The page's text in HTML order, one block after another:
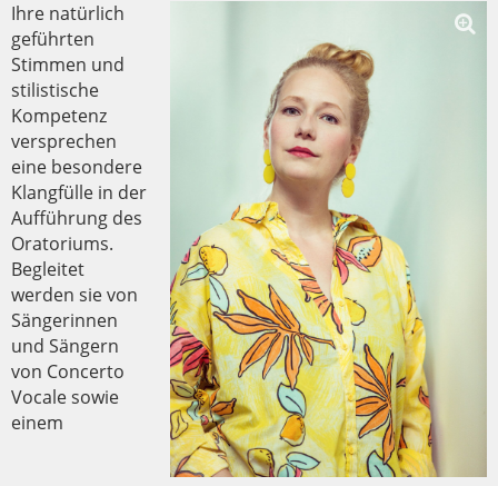
Ihre natürlich
geführten
Stimmen und
stilistische
Kompetenz
versprechen
eine besondere
Klangfülle in der
Aufführung des
Oratoriums.
Begleitet
werden sie von
Sängerinnen
und Sängern
von Concerto
Vocale sowie
einem